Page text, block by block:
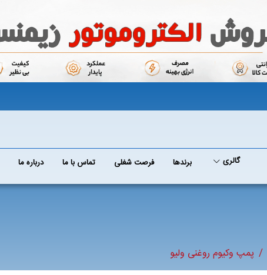
گالری برند‌ها فرصت شغلی تماس با ما درباره ما
پمپ وکیوم روغنی ولیو